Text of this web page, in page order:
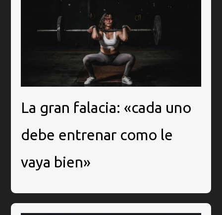
La gran falacia: «cada uno
debe entrenar como le
vaya bien»